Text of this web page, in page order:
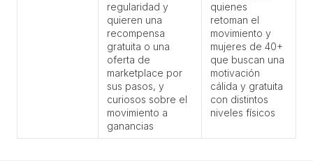
regularidad y
quieren una
recompensa
gratuita o una
oferta de
marketplace por
sus pasos, y
curiosos sobre el
movimiento a
ganancias
quienes
retoman el
movimiento y
mujeres de 40+
que buscan una
motivación
cálida y gratuita
con distintos
niveles físicos